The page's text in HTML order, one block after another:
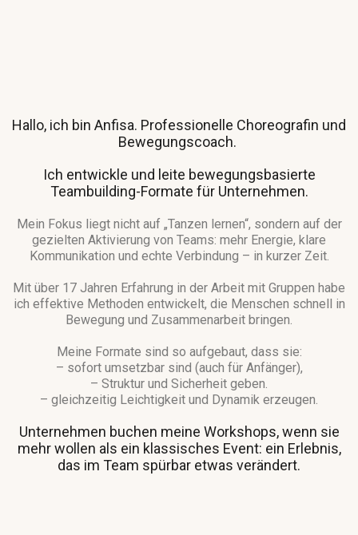
Hallo, ich bin Anfisa. Professionelle Choreografin und
Bewegungscoach.
Ich entwickle und leite bewegungsbasierte
Teambuilding-Formate für Unternehmen.
Mein Fokus liegt nicht auf „Tanzen lernen“, sondern auf der
gezielten Aktivierung von Teams: mehr Energie, klare
Kommunikation und echte Verbindung – in kurzer Zeit.
Mit über 17 Jahren Erfahrung in der Arbeit mit Gruppen habe
ich effektive Methoden entwickelt, die Menschen schnell in
Bewegung und Zusammenarbeit bringen.
Meine Formate sind so aufgebaut, dass sie:
– sofort umsetzbar sind (auch für Anfänger),
– Struktur und Sicherheit geben.
– gleichzeitig Leichtigkeit und Dynamik erzeugen.
Unternehmen buchen meine Workshops, wenn sie
mehr wollen als ein klassisches Event: ein Erlebnis,
das im Team spürbar etwas verändert.